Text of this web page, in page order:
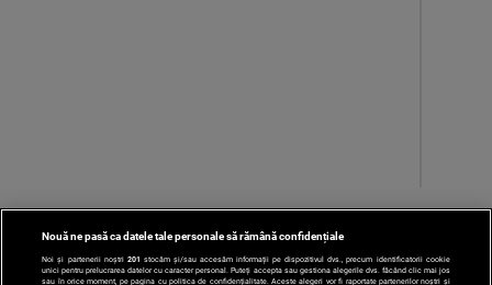
‹ 1 ... 204 ... 201
Nouă ne pasă ca datele tale personale să rămână confidențiale
Noi și partenerii noștri 201 stocăm și/sau accesăm informații pe dispozitivul dvs., precum identificatorii cookie
unici pentru prelucrarea datelor cu caracter personal. Puteți accepta sau gestiona alegerile dvs. făcând clic mai jos
sau în orice moment, pe pagina cu politica de confidențialitate. Aceste alegeri vor fi raportate partenerilor noștri și